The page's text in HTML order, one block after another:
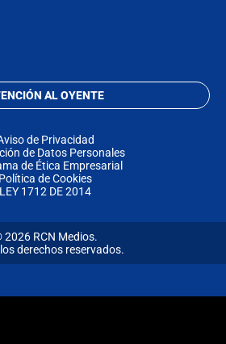
AL OYENTE
de Privacidad
de Datos Personales
de Ética Empresarial
Política de Cookies
LEY 1712 DE 2014
2026 RCN Medios.
derechos reservados.